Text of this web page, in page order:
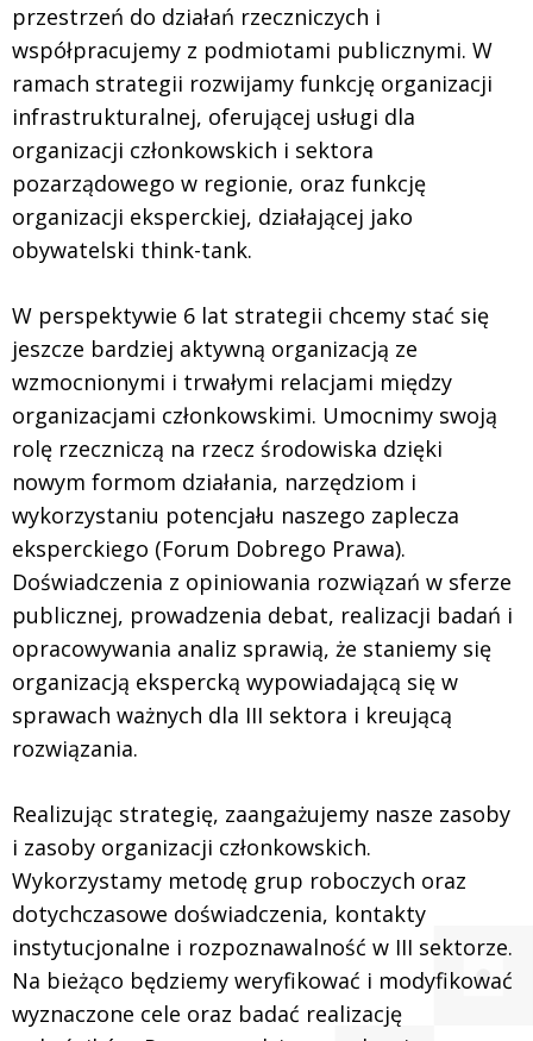
przestrzeń do działań rzeczniczych i
współpracujemy z podmiotami publicznymi. W
ramach strategii rozwijamy funkcję organizacji
infrastrukturalnej, oferującej usługi dla
organizacji członkowskich i sektora
pozarządowego w regionie, oraz funkcję
organizacji eksperckiej, działającej jako
obywatelski think-tank.
W perspektywie 6 lat strategii chcemy stać się
jeszcze bardziej aktywną organizacją ze
wzmocnionymi i trwałymi relacjami między
organizacjami członkowskimi. Umocnimy swoją
rolę rzeczniczą na rzecz środowiska dzięki
nowym formom działania, narzędziom i
wykorzystaniu potencjału naszego zaplecza
eksperckiego (Forum Dobrego Prawa).
Doświadczenia z opiniowania rozwiązań w sferze
publicznej, prowadzenia debat, realizacji badań i
opracowywania analiz sprawią, że staniemy się
organizacją ekspercką wypowiadającą się w
sprawach ważnych dla III sektora i kreującą
rozwiązania.
Realizując strategię, zaangażujemy nasze zasoby
i zasoby organizacji członkowskich.
Wykorzystamy metodę grup roboczych oraz
dotychczasowe doświadczenia, kontakty
instytucjonalne i rozpoznawalność w III sektorze.
Na bieżąco będziemy weryfikować i modyfikować
wyznaczone cele oraz badać realizację